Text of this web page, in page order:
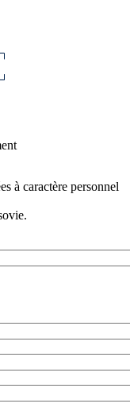
à caractère personnel